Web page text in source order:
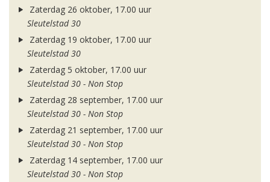
Zaterdag 26 oktober, 17.00 uur
Sleutelstad 30
Zaterdag 19 oktober, 17.00 uur
Sleutelstad 30
Zaterdag 5 oktober, 17.00 uur
Sleutelstad 30 - Non Stop
Zaterdag 28 september, 17.00 uur
Sleutelstad 30 - Non Stop
Zaterdag 21 september, 17.00 uur
Sleutelstad 30 - Non Stop
Zaterdag 14 september, 17.00 uur
Sleutelstad 30 - Non Stop